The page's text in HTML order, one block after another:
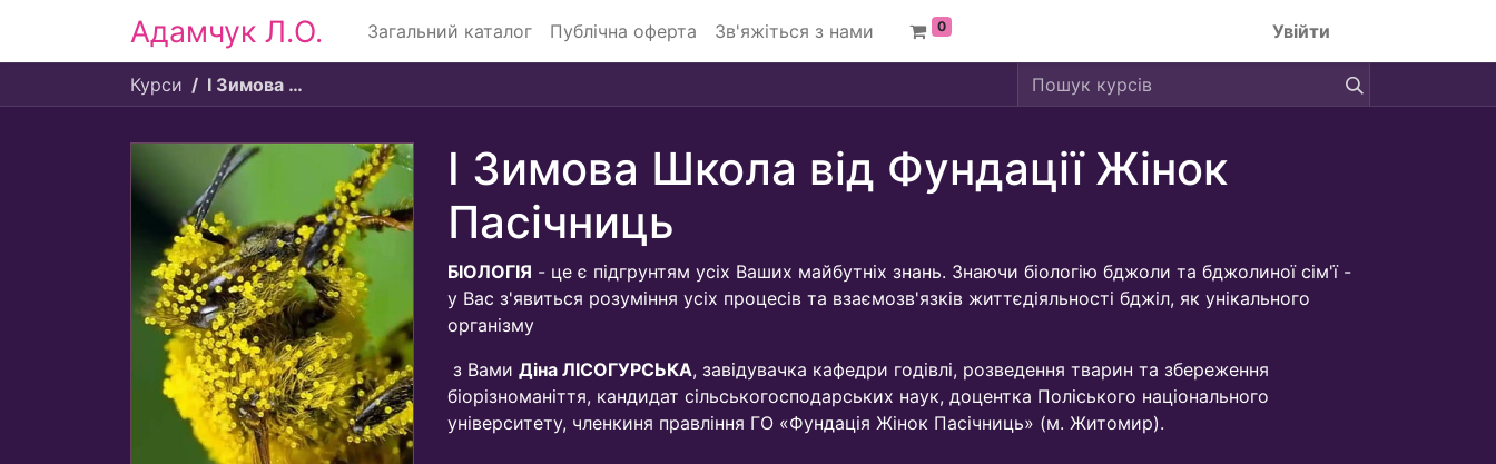
Адамчук Л.О. Загальний каталог Публічна оферта Зв'яжіться з нами 0 Увійти
Курси І Зимова Школа від Фундації Жінок Пасічниць
І Зимова Школа від Фундації Жінок
Пасічниць
БІОЛОГІЯ - це є підгрунтям усіх Ваших майбутніх знань. Знаючи біологію бджоли та бджолиної сім'ї -
у Вас з'явиться розуміння усіх процесів та взаємозв'язків життєдіяльності бджіл, як унікального
організму
з Вами Діна ЛІСОГУРСЬКА, завідувачка кафедри годівлі, розведення тварин та збереження
біорізноманіття, кандидат сільськогосподарських наук, доцентка Поліського національного
університету, членкиня правління ГО «Фундація Жінок Пасічниць» (м. Житомир).